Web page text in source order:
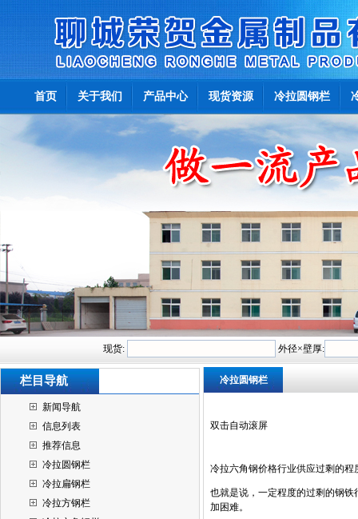
首页 关于我们 产品中心 现货资源 冷拉圆钢栏
现货: 外径×壁厚:
栏目导航
新闻导航
信息列表
推荐信息
冷拉圆钢栏
冷拉扁钢栏
冷拉方钢栏
冷拉圆钢栏
双击自动滚屏
冷拉六角钢价格行业供应过剩的程
也就是说，一定程度的过剩的钢
加困难。